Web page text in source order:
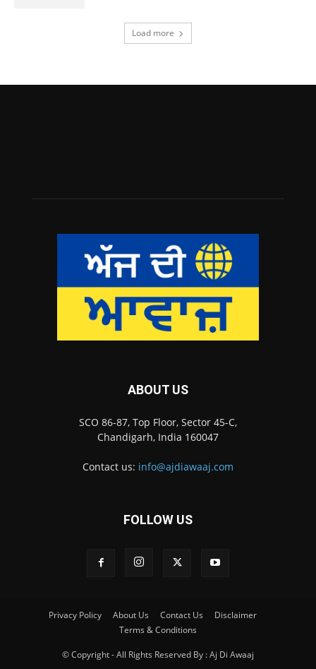
Load more
ABOUT US
SCO 86-87, Top Floor, Sector 45-C,
Chandigarh, India 160047
Contact us: info@ajdiawaaj.com
FOLLOW US
Privacy Policy About Us Contact Us
Disclaimer
Terms & Conditions
© Copyright - All Rights Reserved By : Aj Di Awaaj